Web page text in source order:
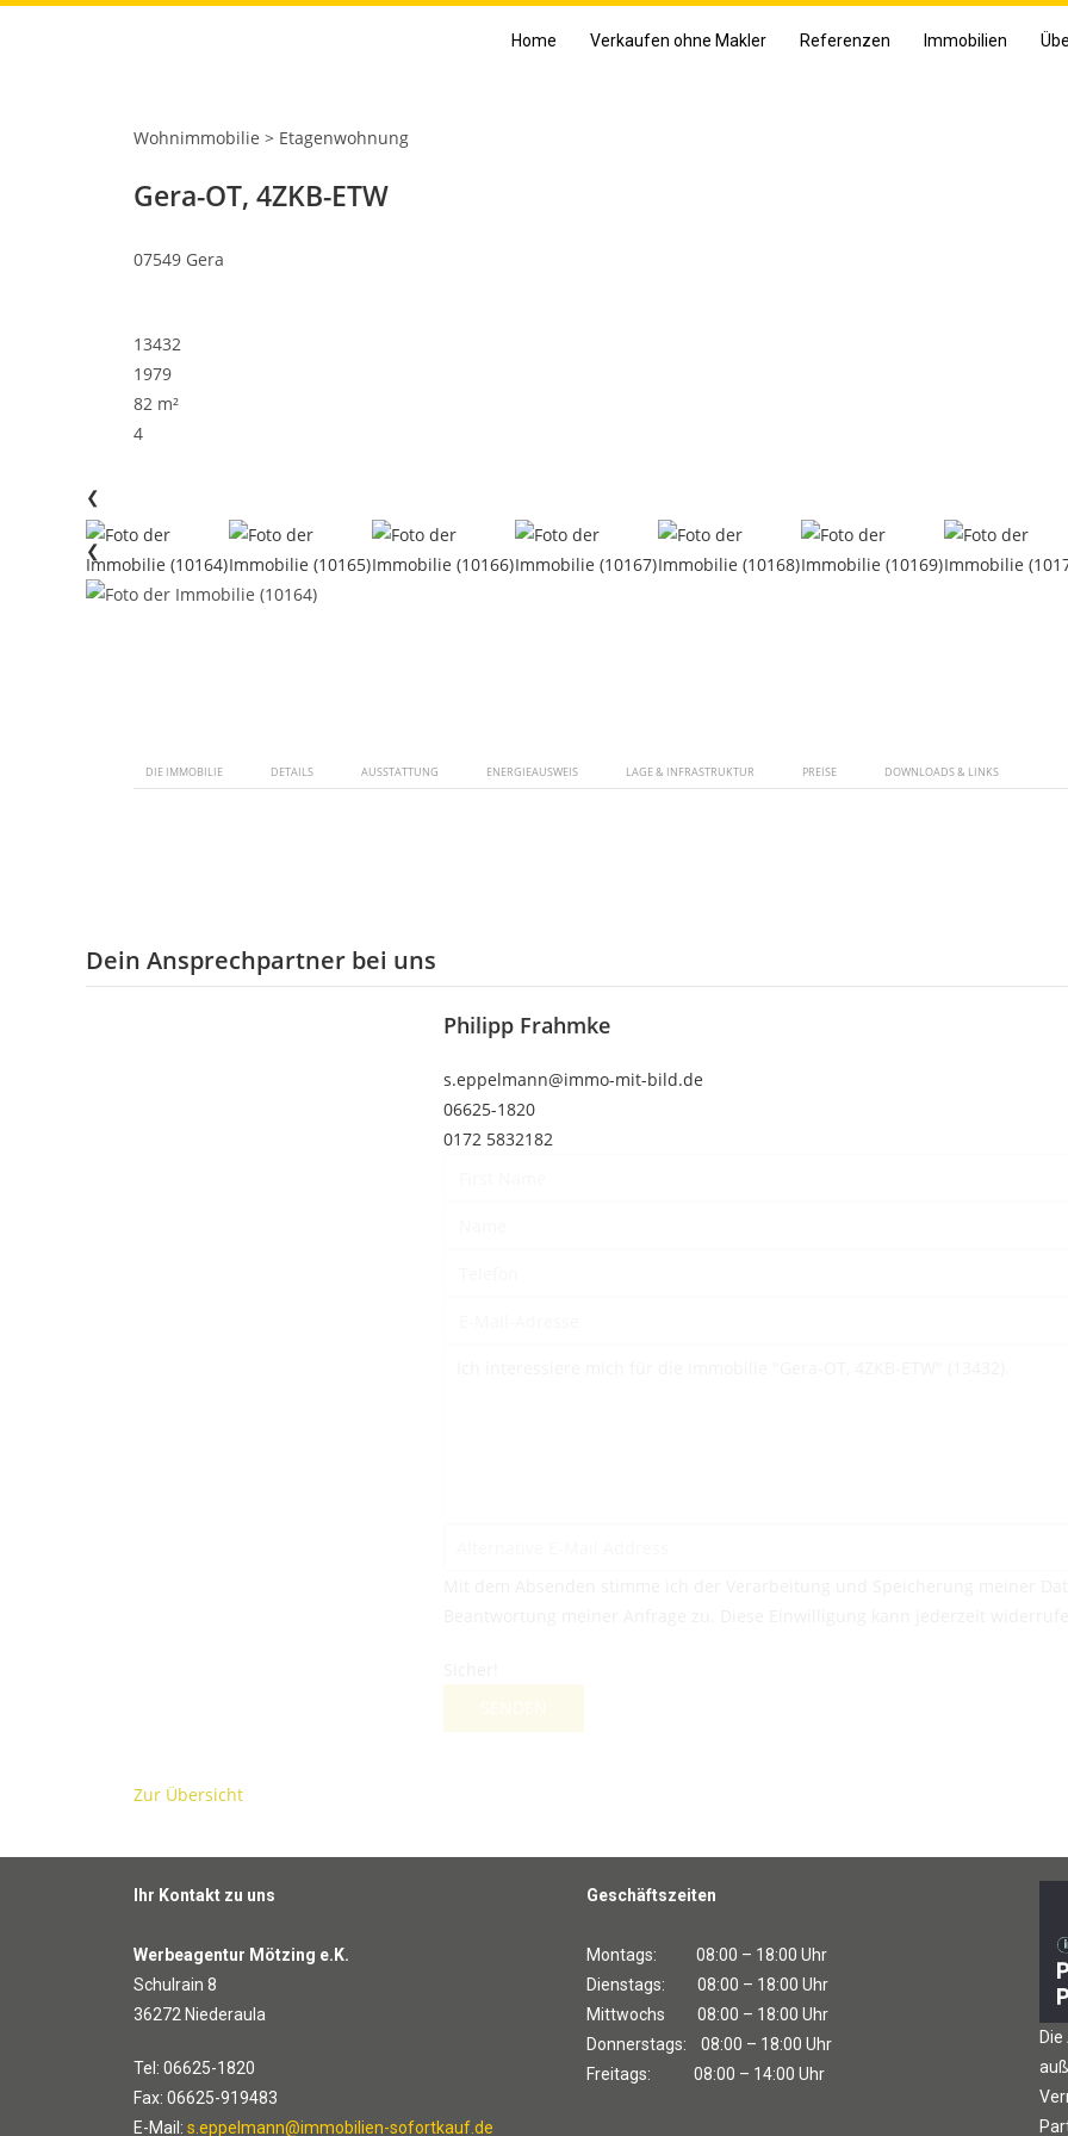
Home Verkaufen ohne Makler Referenzen Immobilien
Wohnimmobilie > Etagenwohnung
Gera-OT, 4ZKB-ETW
07549 Gera
13432
1979
82 m²
4
❮
❮
DIE IMMOBILIE DETAILS AUSSTATTUNG ENERGIEAUSWEIS LAGE & INFRASTRUKTUR PREISE DOWNLOADS & LINKS
Dein Ansprechpartner bei uns
Philipp Frahmke
s.eppelmann@immo-mit-bild.de
06625-1820
0172 5832182
Zur Übersicht
Ihr Kontakt zu uns
Werbeagentur Mötzing e.K.
Schulrain 8
36272 Niederaula
Tel: 06625-1820
Fax: 06625-919483
E-Mail: s.eppelmann@immobilien-sofortkauf.de
Geschäftszeiten
Montags: 08:00 – 18:00 Uhr
Dienstags: 08:00 – 18:00 Uhr
Mittwochs 08:00 – 18:00 Uhr
Donnerstags: 08:00 – 18:00 Uhr
Freitags: 08:00 – 14:00 Uhr